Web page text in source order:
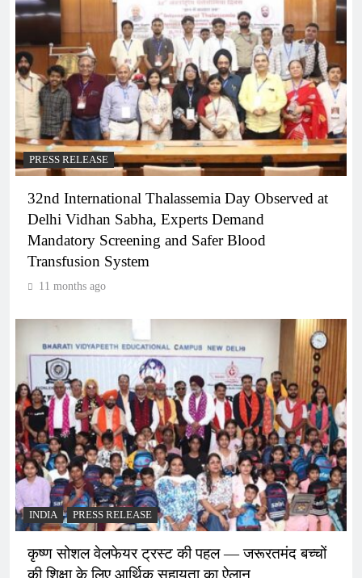
PRESS RELEASE
32nd International Thalassemia Day Observed at
Delhi Vidhan Sabha, Experts Demand
Mandatory Screening and Safer Blood
Transfusion System
11 months ago
INDIA PRESS RELEASE
कृष्ण सोशल वेलफेयर ट्रस्ट की पहल — जरूरतमंद बच्चों
की शिक्षा के लिए आर्थिक सहायता का ऐलान